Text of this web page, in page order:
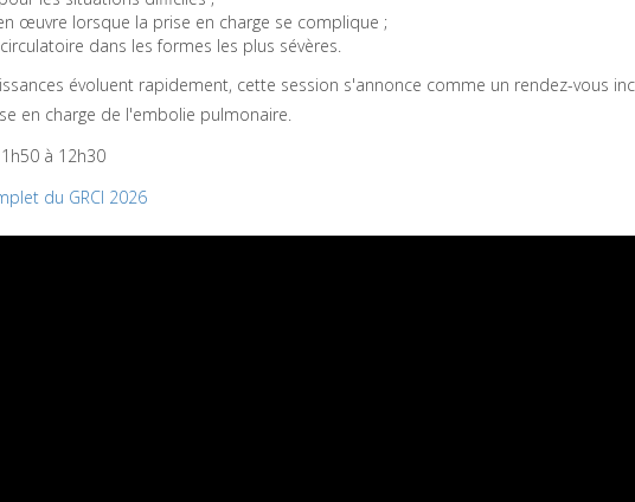
œuvre lorsque la prise en charge se complique ;
dans les formes les plus sévères.
évoluent rapidement, cette session s'annonce comme un rendez-vous
en charge de l'embolie pulmonaire.
à 12h30
du GRCI 2026